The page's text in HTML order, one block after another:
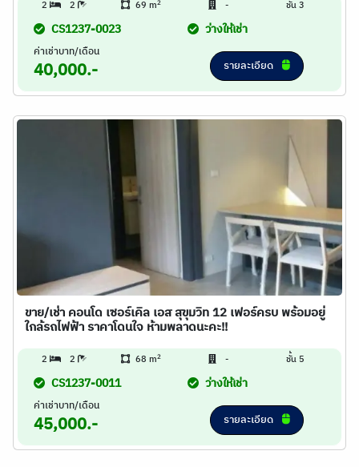
2 2 69 m2 - ชั้น 3
CS1237-0023 ว่างให้เช่า
ค่าเช่าบาท/เดือน
40,000.- รายละเอียด
ขาย/เช่า คอนโด เซอร์เคิล เอส สุขุมวิท 12 เฟอร์ครบ พร้อมอยู่
ใกล้รถไฟฟ้า ราคาโดนใจ ห้ามพลาดนะคะ!!
2 2 68 m2 - ชั้น 5
CS1237-0011 ว่างให้เช่า
ค่าเช่าบาท/เดือน
45,000.- รายละเอียด